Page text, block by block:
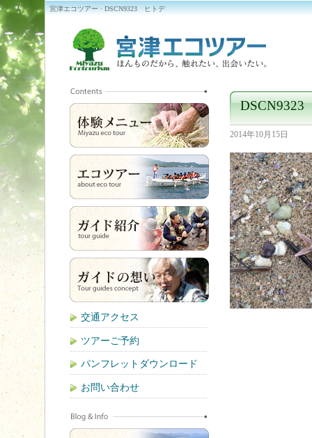
宮津エコツアー · DSCN9323 ヒトデ
2014年10月15日
交通アクセス
ツアーご予約
パンフレットダウンロード
お問い合わせ